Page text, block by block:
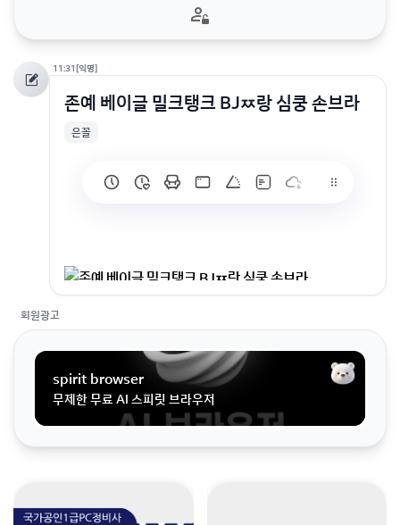
11:31[익명]
존예 베이글 밀크탱크 BJㅉ랑 심쿵 손브라
은꼴
회원광고
spirit browser
무제한 무료 AI 스피릿 브라우저